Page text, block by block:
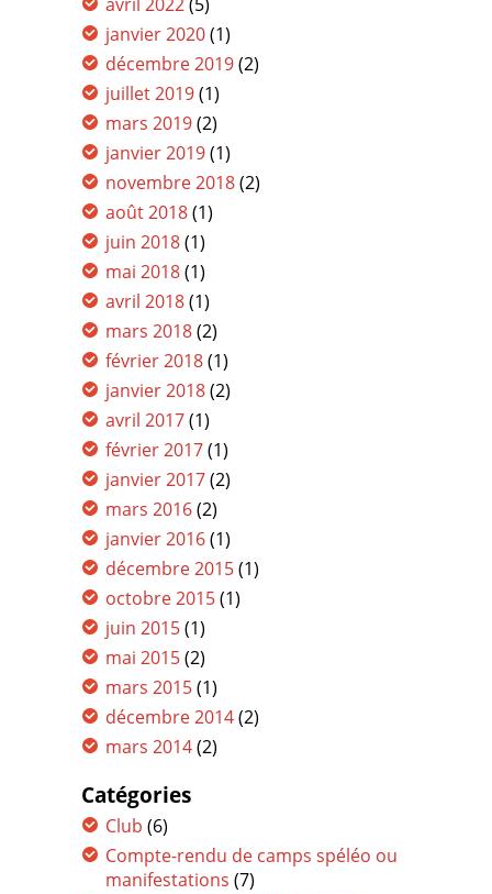
avril 2022(5)
janvier 2020(1)
décembre 2019(2)
juillet 2019(1)
mars 2019(2)
janvier 2019(1)
novembre 2018(2)
août 2018(1)
juin 2018(1)
mai 2018(1)
avril 2018(1)
mars 2018(2)
février 2018(1)
janvier 2018(2)
avril 2017(1)
février 2017(1)
janvier 2017(2)
mars 2016(2)
janvier 2016(1)
décembre 2015(1)
octobre 2015(1)
juin 2015(1)
mai 2015(2)
mars 2015(1)
décembre 2014(2)
mars 2014(2)
Catégories
Club (6)
Compte-rendu de camps spéléo ou
manifestations (7)